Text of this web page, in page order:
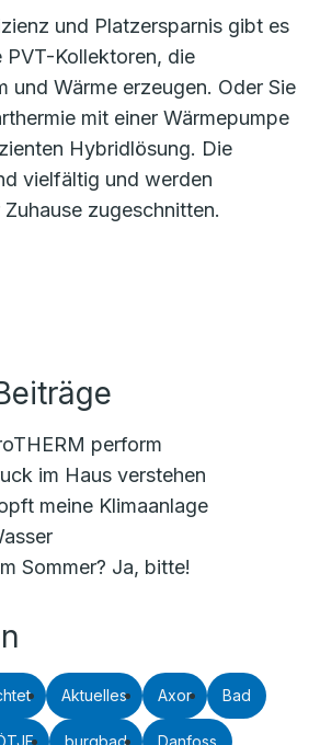
und Platzersparnis gibt es
PVT-Kollektoren, die
und Wärme erzeugen. Oder Sie
mit einer Wärmepumpe
Hybridlösung. Die
vielfältig und werden
zugeschnitten.
perform
im Haus verstehen
meine Klimaanlage
Sommer? Ja, bitte!
Aktuelles Axor Bad